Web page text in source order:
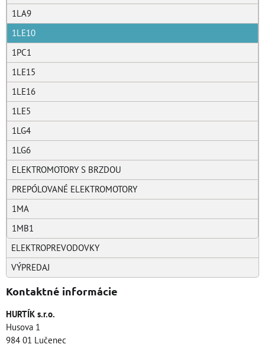
1LA9
1LE10
1PC1
1LE15
1LE16
1LE5
1LG4
1LG6
ELEKTROMOTORY S BRZDOU
PREPÓLOVANÉ ELEKTROMOTORY
1MA
1MB1
ELEKTROPREVODOVKY
VÝPREDAJ
Kontaktné informácie
HURTÍK s.r.o.
Husova 1
984 01 Lučenec